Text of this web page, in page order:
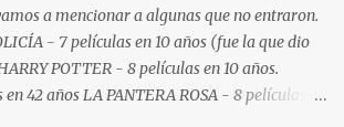
bolas. Terremoto en Japón. Asume Keiko y
junto a Javo: Lula no lo pud...
a mencionar a algunas que no entraron.
- 7 películas en 10 años (fue la que dio
POTTER - 8 películas en 10 años.
42 años LA PANTERA ROSA - 8 películas en